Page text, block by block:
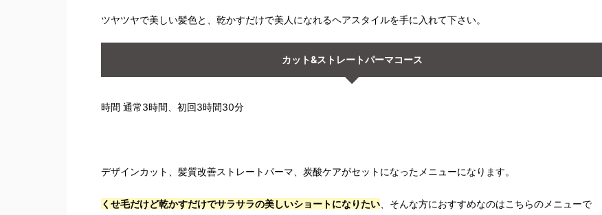
ツヤツヤで美しい髪色と、乾かすだけで美人になれるヘアスタイルを手に入れて下さい。
カット&ストレートパーマコース
時間 通常3時間、初回3時間30分
デザインカット、髪質改善ストレートパーマ、炭酸ケアがセットになったメニューになります。
くせ毛だけど乾かすだけでサラサラの美しいショートになりたい 、そんな方におすすめなのはこちらのメニューで